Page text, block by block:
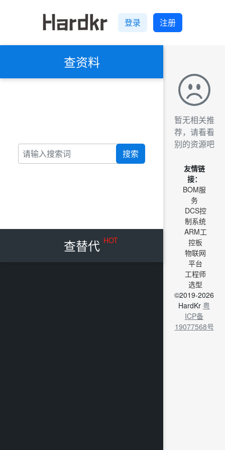
登录 注册
查资料
搜索
查替代 HOT
暂无相关推
荐，请看看
别的资源吧
友情链
接：
BOM服
务
DCS控
制系统
ARM工
控板
物联网
平台
工程师
选型
©2019-2026
HardKr 粤
ICP备
19077568号